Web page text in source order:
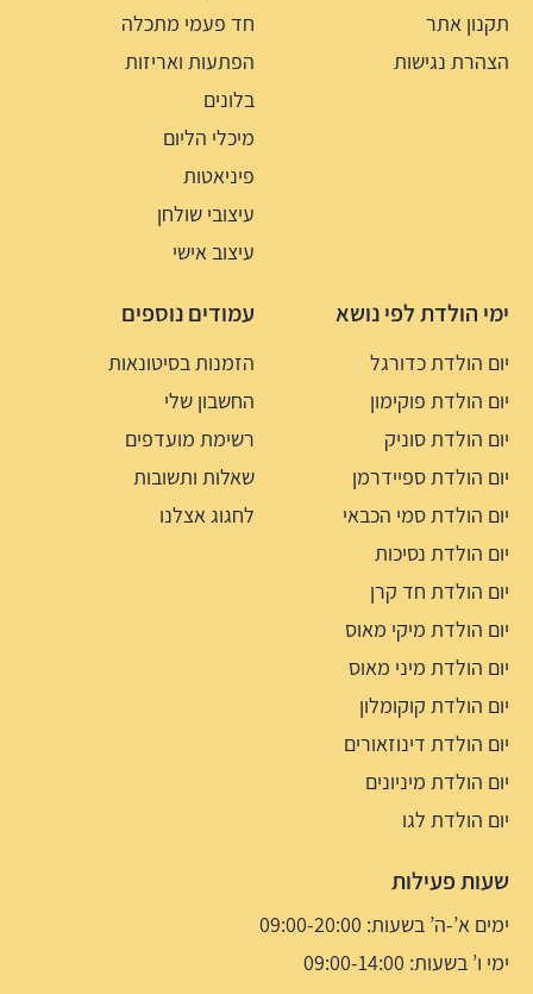
תקנון אתר
הצהרת נגישות
חד פעמי מתכלה
הפתעות ואריזות
בלונים
מיכלי הליום
פיניאטות
עיצובי שולחן
עיצוב אישי
ימי הולדת לפי נושא
יום הולדת כדורגל
יום הולדת פוקימון
יום הולדת סוניק
יום הולדת ספיידרמן
יום הולדת סמי הכבאי
יום הולדת נסיכות
יום הולדת חד קרן
יום הולדת מיקי מאוס
יום הולדת מיני מאוס
יום הולדת קוקומלון
יום הולדת דינוזאורים
יום הולדת מיניונים
יום הולדת לגו
עמודים נוספים
הזמנות בסיטונאות
החשבון שלי
רשימת מועדפים
שאלות ותשובות
לחגוג אצלנו
שעות פעילות
ימים א’-ה’ בשעות: 09:00-20:00
ימי ו’ בשעות: 09:00-14:00